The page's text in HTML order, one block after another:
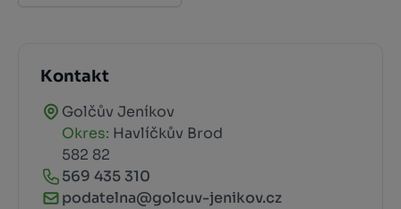
Kontakt
Golčův Jeníkov
Okres: Havlíčkův Brod
582 82
569 435 310
podatelna@golcuv-jenikov.cz